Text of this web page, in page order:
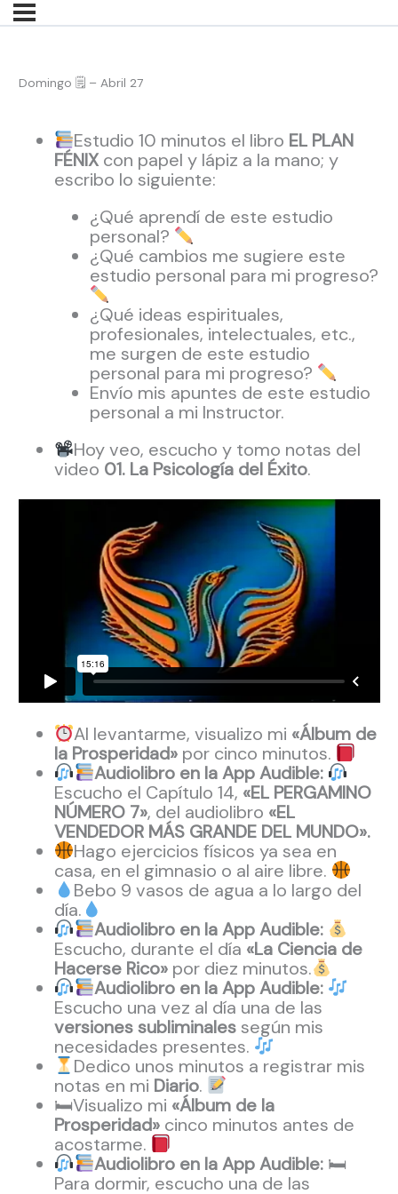
Domingo 🗒 – Abril 27
Estudio 10 minutos el libro EL PLAN
FÉNIXcon papel y lápiz a la mano; y
escribo lo siguiente:
¿Qué aprendí de este estudio
personal?
¿Qué cambios me sugiere este
estudio personal para mi progreso?
¿Qué ideas espirituales,
profesionales, intelectuales, etc.,
me surgen de este estudio
personal para mi progreso?
Envío mis apuntes de este estudio
personal a mi Instructor.
Hoy veo, escucho y tomo notas del
video 01. La Psicología del Éxito.
Al levantarme, visualizo mi «Álbum de
la Prosperidad» por cinco minutos.
Audiolibro en la App Audible:
Escucho el Capítulo 14, «EL PERGAMINO
NÚMERO 7», del audiolibro «EL
VENDEDOR MÁS GRANDE DEL MUNDO».
Hago ejercicios físicos ya sea en
casa, en el gimnasio o al aire libre.
Bebo 9 vasos de agua a lo largo del
día.
Audiolibro en la App Audible:
Escucho, durante el día «La Ciencia de
Hacerse Rico» por diez minutos.
Audiolibro en la App Audible:
Escucho una vez al día una de las
versiones subliminalessegún mis
necesidades presentes.
Dedico unos minutos a registrar mis
notas en mi Diario.
🛏Visualizo mi «Álbum de la
Prosperidad» cinco minutos antes de
acostarme.
Audiolibro en la App Audible: 🛏
Para dormir, escucho una de las